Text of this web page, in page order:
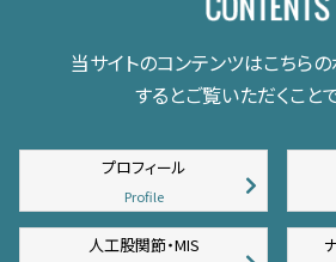
当サイトのコンテンツはこちら
するとご覧いただくこと
プロフィール
Profile
人工股関節・MIS